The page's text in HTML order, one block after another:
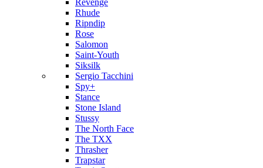
Revenge
Rhude
Ripndip
Rose
Salomon
Saint-Youth
Siksilk
Sergio Tacchini
Spy+
Stance
Stone Island
Stussy
The North Face
The TXX
Thrasher
Trapstar